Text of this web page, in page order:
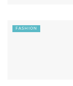
FASHION